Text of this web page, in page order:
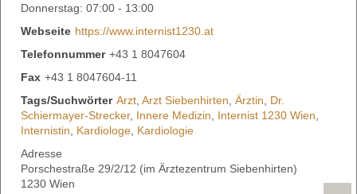
Donnerstag: 07:00 - 13:00
Webseite https://www.internist1230.at
Telefonnummer +43 1 8047604
Fax +43 1 8047604-11
Tags/Suchwörter Arzt, Arzt Siebenhirten, Ärztin, Dr.
Schiermayer-Strecker, Innere Medizin, Internist 1230 Wien,
Internistin, Kardiologe, Kardiologie
Adresse
Porschestraße 29/2/12 (im Ärztezentrum Siebenhirten)
1230 Wien